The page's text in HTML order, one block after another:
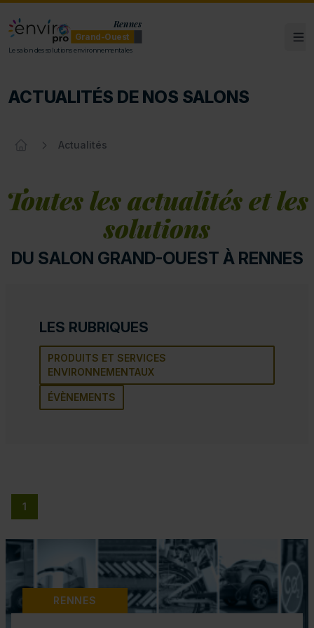
ENVIROpro Grand-Ouest - Rennes
Rennes
Grand-Ouest
Le salon des solutions environnementales
ACTUALITÉS DE NOS SALONS
Actualités
Toutes les actualités et les
solutions
DU SALON GRAND-OUEST À RENNES
LES RUBRIQUES
PRODUITS ET SERVICES
ENVIRONNEMENTAUX
ÉVÈNEMENTS
1
RENNES